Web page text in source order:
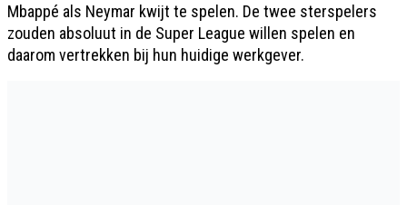
Mbappé als Neymar kwijt te spelen. De twee sterspelers
zouden absoluut in de Super League willen spelen en
daarom vertrekken bij hun huidige werkgever.